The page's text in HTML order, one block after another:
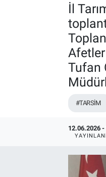
İl
Afetler
Tufan
#TARSİM
12.06.2026 -